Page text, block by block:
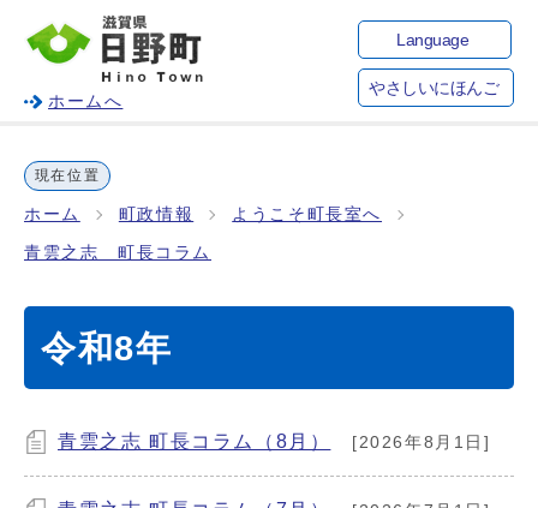
ホームへ
Language
やさしいにほんご
現在位置
ホーム 町政情報 ようこそ町長室へ
青雲之志 町長コラム
令和8年
青雲之志 町長コラム（8月） [2026年8月1日]